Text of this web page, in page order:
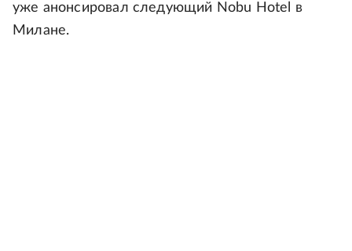
уже анонсировал следующий Nobu Hotel в
Милане.